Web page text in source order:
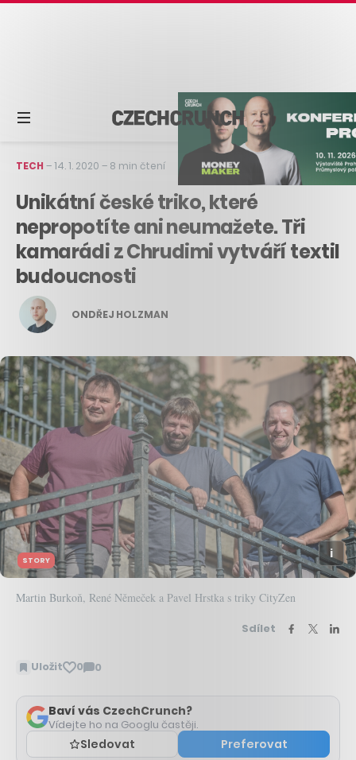
TECH –14. 1. 2020 – 8 min čtení
Unikátní české triko, které
nepropotíte ani neumažete. Tři
kamarádi z Chrudimi vytváří textil
budoucnosti
ONDŘEJ HOLZMAN
STORY
Martin Burkoň, René Němeček a Pavel Hrstka s triky CityZen
Sdílet
Uložit 0 0
Zobrazit
Baví vás CzechCrunch?
Vídejte ho na Googlu častěji.
Sledovat Preferovat